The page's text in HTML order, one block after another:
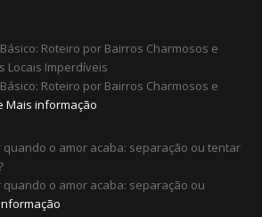
Roteiro por Bairros Charmosos e
Locais Imperdíveis
Roteiro por Bairros Charmosos e
Mais informação
quando o amor acaba: separação ou tentar
quando o amor acaba: separação ou